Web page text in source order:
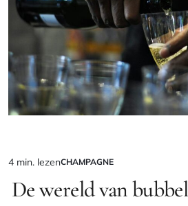
Geschatte
leestijd
4 min. lezenGEPLAATST
CHAMPAGNE
De wereld van